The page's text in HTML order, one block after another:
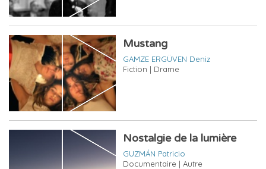
Mustang
GAMZE ERGÜVEN Deniz
Fiction | Drame
Nostalgie de la lumière
GUZMÁN Patricio
Documentaire | Autre